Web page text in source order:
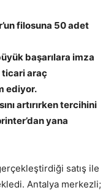
filosuna 50 adet
başarılara imza
ticari araç
ediyor.
artırırken tercihini
yana
satış ile
Antalya merkezli;